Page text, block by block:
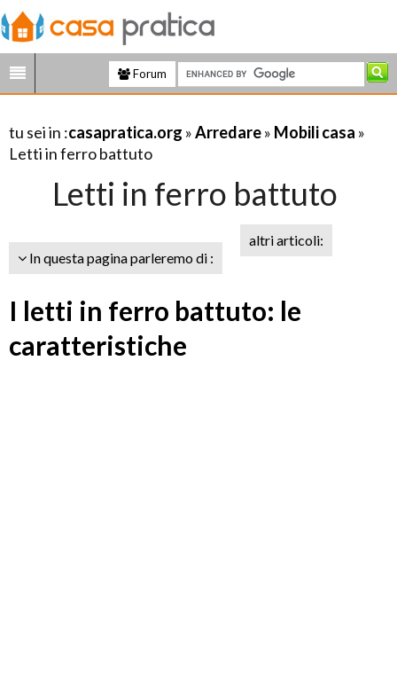
Forum
tu sei in :casapratica.org »Arredare» Mobili casa »
Letti in ferro battuto
Letti in ferro battuto
In questa pagina parleremo di :
altri articoli:
I letti in ferro battuto: le
caratteristiche